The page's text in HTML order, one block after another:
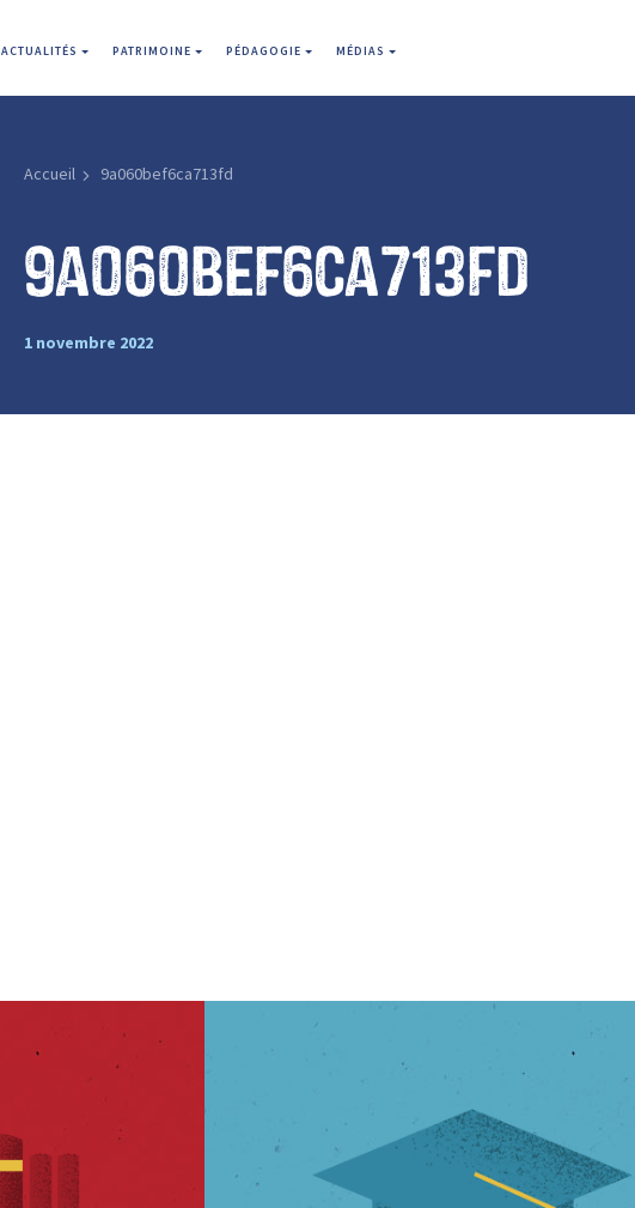
ACTUALITÉS PATRIMOINE PÉDAGOGIE MÉDIAS
Accueil 9a060bef6ca713fd
9a060bef6ca713fd
1 novembre 2022